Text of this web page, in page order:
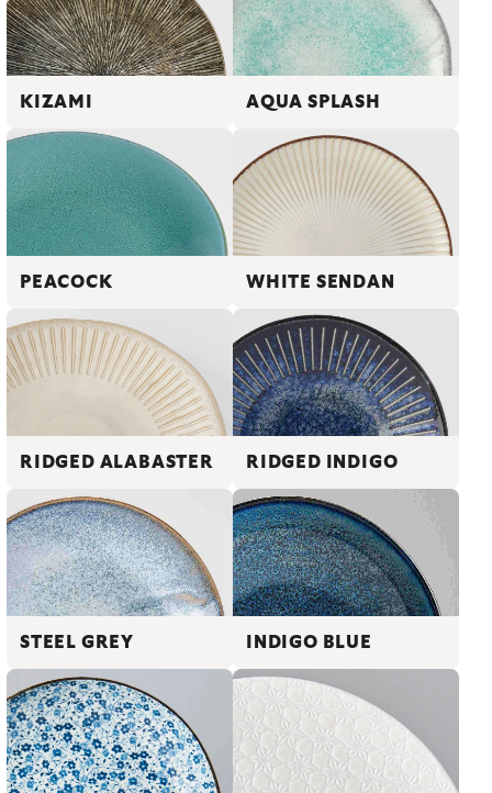
KIZAMI AQUA SPLASH
PEACOCK WHITE SENDAN
RIDGED ALABASTER RIDGED INDIGO
STEEL GREY INDIGO BLUE